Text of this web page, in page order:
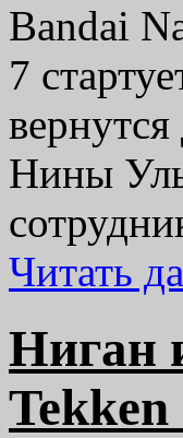
Bandai
7
Нины
Читать
Ниган
Tekken